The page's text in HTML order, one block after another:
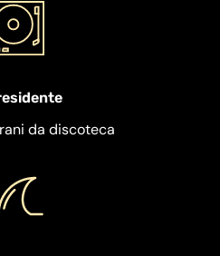
da discoteca